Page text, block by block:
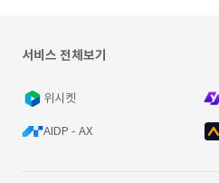
서비스 전체보기
위시켓
AIDP - AX